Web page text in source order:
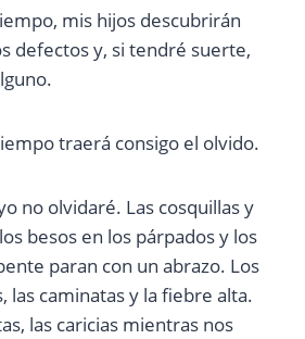
mis hijos descubrirán
defectos y, si tendré suerte,
traerá consigo el olvido.
no olvidaré. Las cosquillas y
besos en los párpados y los
paran con un abrazo. Los
las caminatas y la fiebre alta.
las caricias mientras nos